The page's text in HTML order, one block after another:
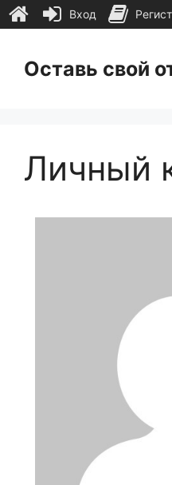
содержимому
Оставь свой
Личный
Вход